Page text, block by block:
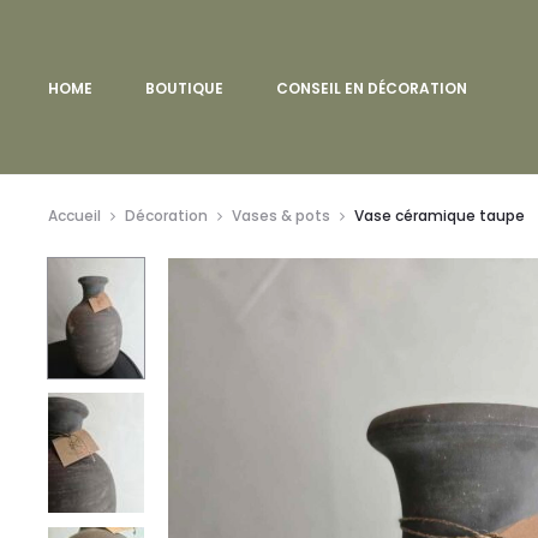
HOME BOUTIQUE CONSEIL EN DÉCORATION
Accueil Décoration Vases & pots Vase céramique taupe